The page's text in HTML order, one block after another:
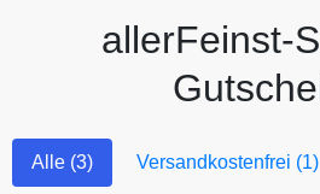
allerFeinst-
Alle (3) Versandkostenfrei (1)